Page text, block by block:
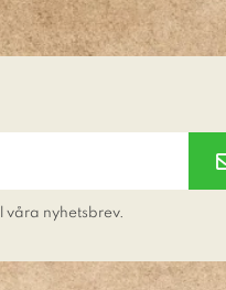
våra nyhetsbrev.